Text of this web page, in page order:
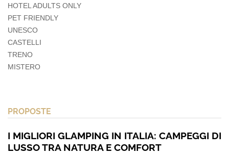
HOTEL ADULTS ONLY
PET FRIENDLY
UNESCO
CASTELLI
TRENO
MISTERO
PROPOSTE
I MIGLIORI GLAMPING IN ITALIA: CAMPEGGI DI
LUSSO TRA NATURA E COMFORT